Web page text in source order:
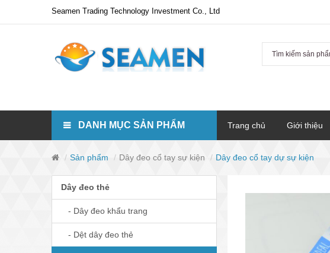
Seamen Trading Technology Investment Co., Ltd
DANH MỤC SẢN PHẨM Trang chủ Giới thiệu
Sản phẩm Dây đeo cổ tay sự kiện Dây đeo cổ tay dự sự kiện
Dây đeo thẻ
- Dây đeo khẩu trang
- Dệt dây đeo thẻ